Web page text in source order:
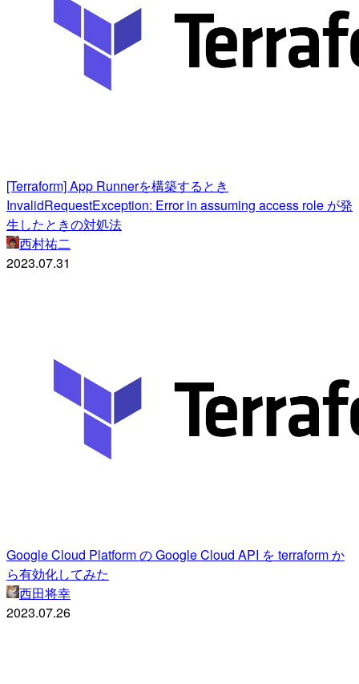
[Terraform] App Runnerを構築するとき
InvalidRequestException: Error in assuming access role が発
生したときの対処法
西村祐二
2023.07.31
Google Cloud Platform の Google Cloud API を terraform か
ら有効化してみた
西田将幸
2023.07.26